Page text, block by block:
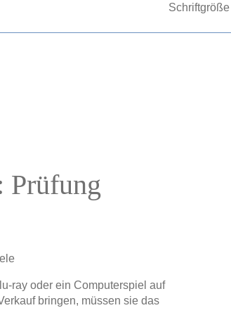
Schriftgröße
Prüfung
ray oder ein Computerspiel auf
bringen, müssen sie das